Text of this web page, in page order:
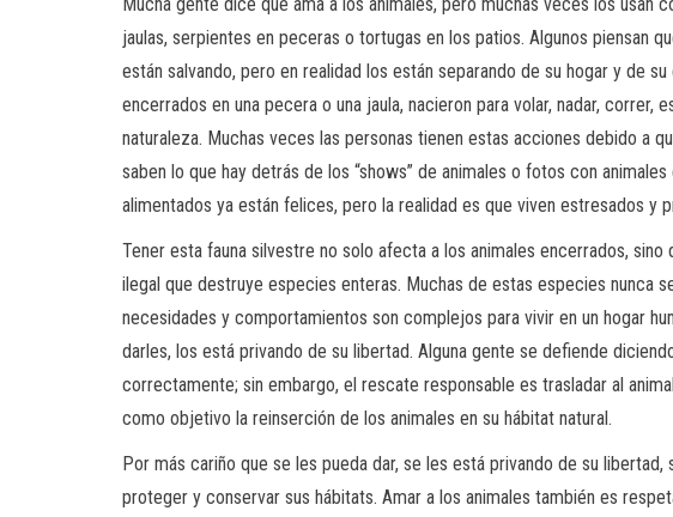
jaulas, serpientes en peceras o tortugas en los patios. Algunos piensan
están salvando, pero en realidad los están separando de su hogar y de
encerrados en una pecera o una jaula, nacieron para volar, nadar, correr,
naturaleza. Muchas veces las personas tienen estas acciones debido a
saben lo que hay detrás de los “shows” de animales o fotos con
alimentados ya están felices, pero la realidad es que viven estresados y
Tener esta fauna silvestre no solo afecta a los animales encerrados,
ilegal que destruye especies enteras. Muchas de estas especies nunca
necesidades y comportamientos son complejos para vivir en un hogar
darles, los está privando de su libertad. Alguna gente se defiende
correctamente; sin embargo, el rescate responsable es trasladar al
como objetivo la reinserción de los animales en su hábitat natural.
Por más cariño que se les pueda dar, se les está privando de su
proteger y conservar sus hábitats. Amar a los animales también es